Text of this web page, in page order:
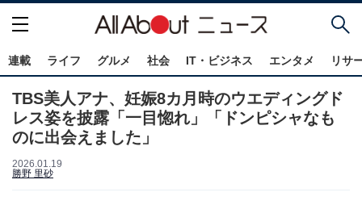
連載 ライフ グルメ 社会 IT・ビジネス エンタメ リサ
TBS美人アナ、妊娠8カ月時のウエディングド
レス姿を披露「一目惚れ」「ドンピシャなも
のに出会えました」
2026.01.19
勝野 里砂